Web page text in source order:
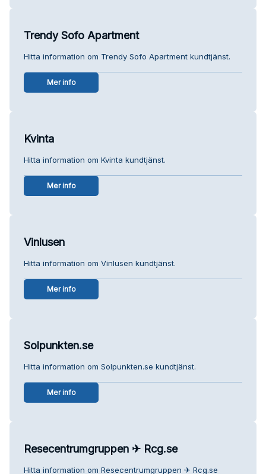
Trendy Sofo Apartment
Hitta information om Trendy Sofo Apartment kundtjänst.
Mer info
Kvinta
Hitta information om Kvinta kundtjänst.
Mer info
Vinlusen
Hitta information om Vinlusen kundtjänst.
Mer info
Solpunkten.se
Hitta information om Solpunkten.se kundtjänst.
Mer info
Resecentrumgruppen ✈ Rcg.se
Hitta information om Resecentrumgruppen ✈ Rcg.se